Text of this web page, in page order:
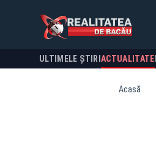
ULTIMELE ȘTIRI ACTUALITATE
Acasă